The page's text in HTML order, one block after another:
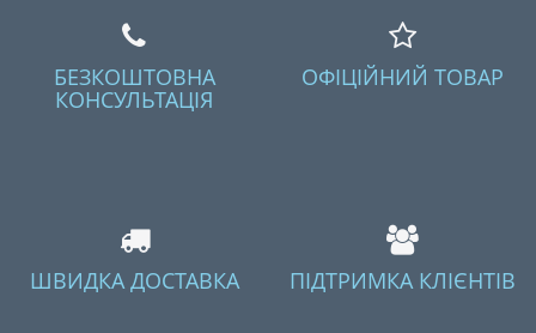
БЕЗКОШТОВНА
КОНСУЛЬТАЦІЯ
ОФІЦІЙНИЙ ТОВАР
ШВИДКА ДОСТАВКА ПІДТРИМКА КЛІЄНТІВ